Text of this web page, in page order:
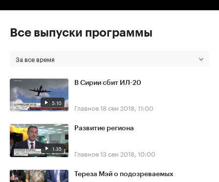
Все выпуски программы
За все время
5:10
В Сирии сбит ИЛ-20
Главное18 сен 2018, 11:00
1:35
Развитие региона
Главное13 сен 2018, 10:00
Тереза Мэй о подозреваемых